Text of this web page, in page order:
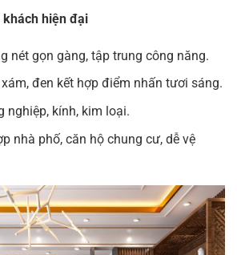
hiện đại
nét gọn gàng, tập trung công năng.
xám, đen kết hợp điểm nhấn tươi sáng.
nghiệp, kính, kim loại.
nhà phố, căn hộ chung cư, dễ vệ